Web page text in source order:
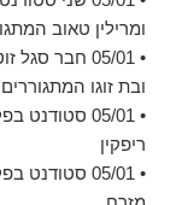
ומרילין טאוב
• 05/01 חבר
ובת זוגו
• 05/01
ריפקין
• 05/01